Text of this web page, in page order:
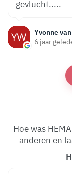
Yvonne van
6 jaar
gevlucht.....
Hoe was
anderen en